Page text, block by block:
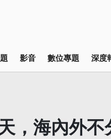
影音 數位專題 深度
，海內外不